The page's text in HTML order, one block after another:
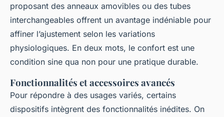
proposant des anneaux amovibles ou des tubes
interchangeables offrent un avantage indéniable pour
affiner l’ajustement selon les variations
physiologiques. En deux mots, le confort est une
condition sine qua non pour une pratique durable.
Fonctionnalités et accessoires avancés
Pour répondre à des usages variés, certains
dispositifs intègrent des fonctionnalités inédites. On